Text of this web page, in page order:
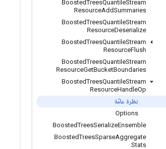
BoostedTreesQuantileStream
ResourceAddSummaries
BoostedTreesQuantileStream
ResourceDeserialize
BoostedTreesQuantileStream
ResourceFlush
BoostedTreesQuantileStream
ResourceGetBucketBoundaries
BoostedTreesQuantileStream
ResourceHandleOp
نظرة عامّة
Options
BoostedTreesSerializeEnsemble
BoostedTreesSparseAggregate
Stats